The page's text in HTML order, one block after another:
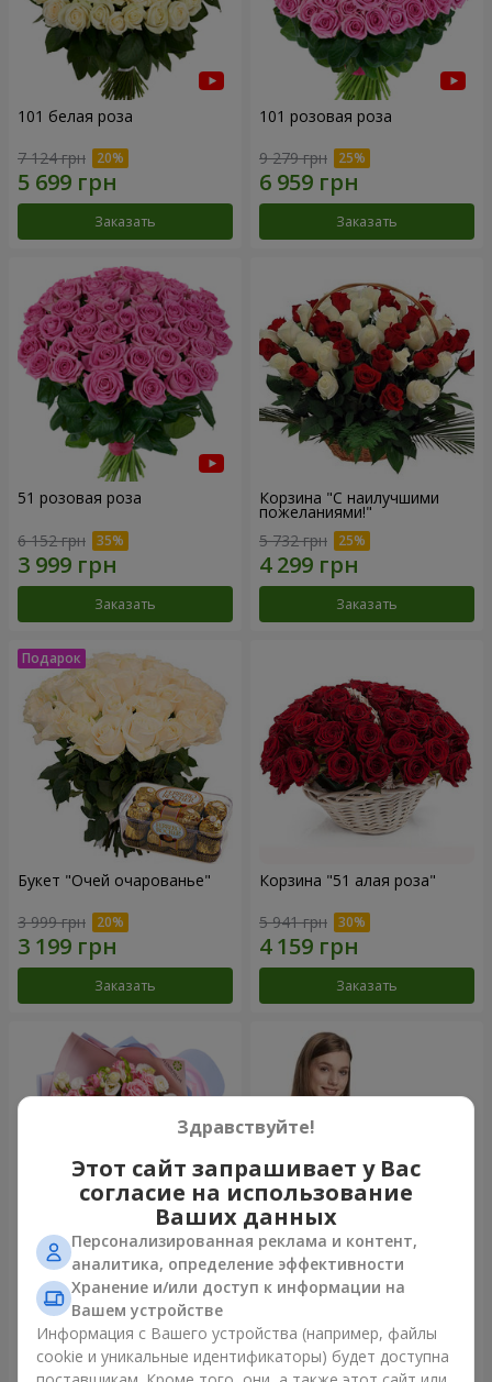
101 белая роза
7 124 грн
Заказать
101 розовая роза
9 279 грн
Заказать
51 розовая роза
6 152 грн
Заказать
Корзина "С наилучшими
пожеланиями!"
5 732 грн
Заказать
Букет "Очей очарованье"
3 999 грн
Заказать
Корзина "51 алая роза"
5 941 грн
Заказать
Букет "Сказка моей жизни"
2 399 грн
Заказать
Корзина "Ангелочек"
Заказать
Здравствуйте!
Этот сайт запрашивает у Вас
согласие на использование
Ваших данных
Персонализированная реклама и контент,
аналитика, определение эффективности
Хранение и/или доступ к информации на
Вашем устройстве
Информация с Вашего устройства (например, файлы
cookie и уникальные идентификаторы) будет доступна